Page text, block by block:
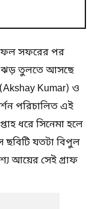
সফল সফরের পর
ঝড় তুলতে আসছে
Kumar) ও
পরিচালিত এই
ধরে সিনেমা হলে
যতটা বিপুল
আয়ের সেই গ্রাফ